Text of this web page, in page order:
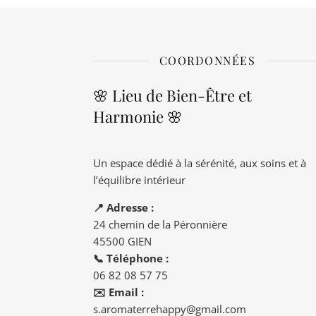
COORDONNÉES
🌸 Lieu de Bien-Être et
Harmonie 🌸
Un espace dédié à la sérénité, aux soins et à
l’équilibre intérieur
📍 Adresse :
24 chemin de la Péronnière
45500 GIEN
📞 Téléphone :
06 82 08 57 75
✉️ Email :
s.aromaterrehappy@gmail.com